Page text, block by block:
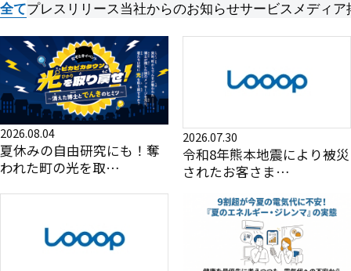
全てプレスリリース 当社からのお知らせサービス メディア
2026.08.04
夏休みの自由研究にも！奪
われた町の光を取…
2026.07.30
令和8年熊本地震により被災
されたお客さま…